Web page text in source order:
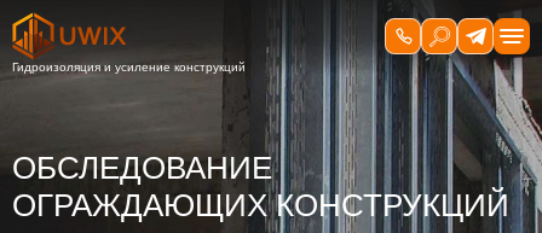
ОБСЛЕДОВАНИЕ
ОГРАЖДАЮЩИХ КОНСТРУКЦИЙ